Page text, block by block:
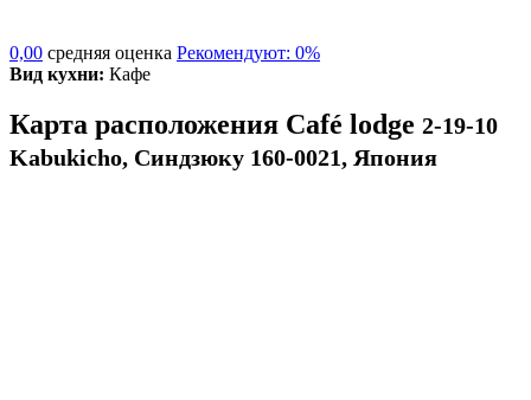
0,00 средняя оценка Рекомендуют: 0%
Вид кухни: Кафе
Карта расположения Café lodge 2-19-10
Kabukicho, Синдзюку 160-0021, Япония